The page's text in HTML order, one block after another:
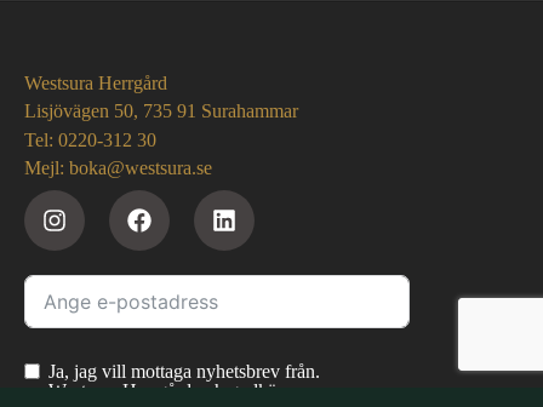
Westsura Herrgård
Lisjövägen 50, 735 91 Surahammar
Tel: 0220-312 30
Mejl: boka@westsura.se
Ja, jag vill mottaga nyhetsbrev från.
Westsura Herrgård och godkänner